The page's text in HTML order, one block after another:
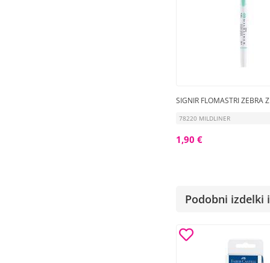
SIGNIR FLOMASTRI ZEBRA
78220 MILDLINER
1,90 €
Podobni izdelki